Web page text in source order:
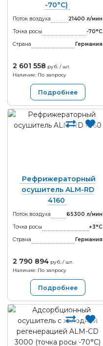
-70°С)
Поток воздуха
21400 л/мин
Точка росы
-70°С
Страна
Германия
2 601 558 руб. / шт.
Наличие: По запросу
Подробнее
Рефрижераторный
осушитель ALM-RD
4160
Поток воздуха
65300 л/мин
Точка росы
+3°С
Страна
Германия
2 790 894 руб. / шт.
Наличие: По запросу
Подробнее